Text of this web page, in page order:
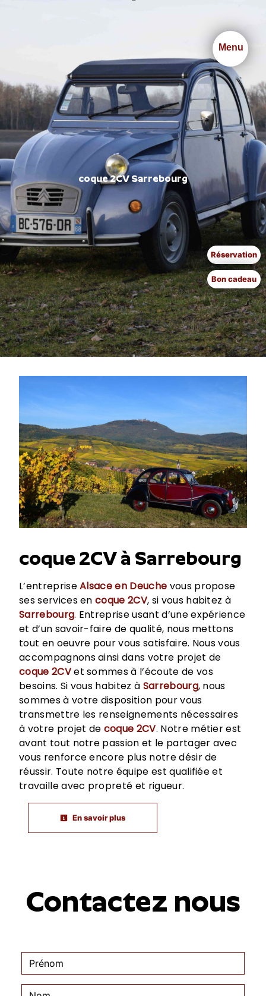
Menu
coque 2CV Sarrebourg
coque 2CV à Sarrebourg
L’entrepriseAlsace en Deuche vous propose
ses services encoque 2CV, si vous habitez à
Sarrebourg. Entreprise usant d’une expérience
et d’un savoir-faire de qualité, nous mettons
tout en oeuvre pour vous satisfaire. Nous vous
accompagnons ainsi dans votre projet de
coque 2CVet sommes à l’écoute de vos
besoins. Si vous habitez à Sarrebourg, nous
sommes à votre disposition pour vous
transmettre les renseignements nécessaires
à votre projet de coque 2CV. Notre métier est
avant tout notre passion et le partager avec
vous renforce encore plus notre désir de
réussir. Toute notre équipe est qualifiée et
travaille avec propreté et rigueur.
En savoir plus
Contactez nous
Réservation
Bon cadeau